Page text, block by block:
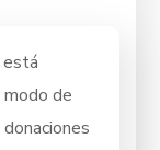
está
de